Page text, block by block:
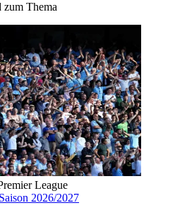
zum Thema
League
2026/2027